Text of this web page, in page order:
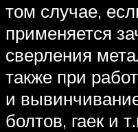
том случае,
применяется
сверления
также при
и
болтов, гаек и